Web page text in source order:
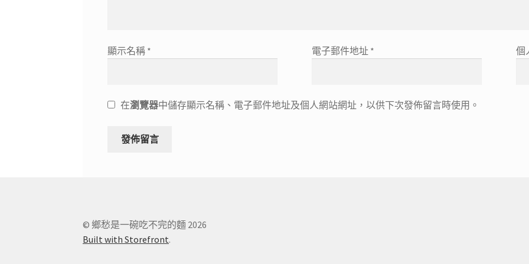
顯示名稱 * 電子郵件地址 * 個
在瀏覽器中儲存顯示名稱、電子郵件地址及個人網站網址，以供下次發佈留言時使用。
© 鄉愁是一碗吃不完的麵 2026
Built with Storefront.